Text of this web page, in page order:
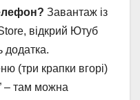
Завантаж із
відкрий Ютуб
додатка.
(три крапки вгорі)
– там можна